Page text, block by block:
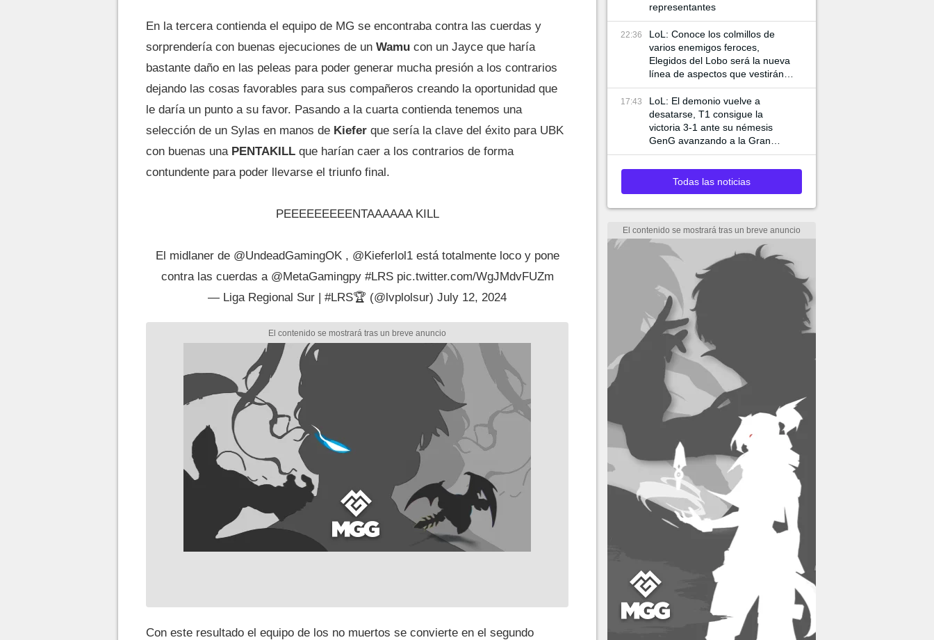
En la tercera contienda el equipo de MG se encontraba contra las cuerdas y
sorprendería con buenas ejecuciones de un Wamu con un Jayce que haría
bastante daño en las peleas para poder generar mucha presión a los contrarios
dejando las cosas favorables para sus compañeros creando la oportunidad que
le daría un punto a su favor. Pasando a la cuarta contienda tenemos una
selección de un Sylas en manos de Kiefer que sería la clave del éxito para UBK
con buenas una PENTAKILL que harían caer a los contrarios de forma
contundente para poder llevarse el triunfo final.
PEEEEEEEEENTAAAAAA KILL
El midlaner de @UndeadGamingOK, @Kieferlol1está totalmente loco y pone
contra las cuerdas a @MetaGamingpy #LRS pic.twitter.com/WgJMdvFUZm
— Liga Regional Sur | #LRS🏆 (@lvplolsur) July 12, 2024
Con este resultado el equipo de los no muertos se convierte en el segundo
representantes
22:36
LoL: Conoce los colmillos de
varios enemigos feroces,
Elegidos del Lobo será la nueva
línea de aspectos que vestirán a
Ambessa y Swain
17:43
LoL: El demonio vuelve a
desatarse, T1 consigue la
victoria 3-1 ante su némesis
GenG avanzando a la Gran
Final de Worlds 2024
Todas las noticias